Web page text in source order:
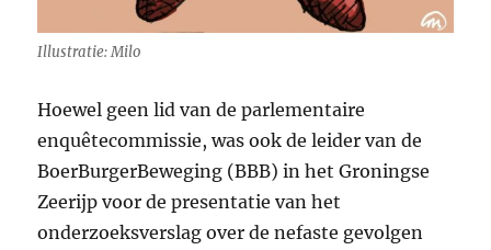
Illustratie: Milo
Hoewel geen lid van de parlementaire
enquêtecommissie, was ook de leider van de
BoerBurgerBeweging (BBB) in het Groningse
Zeerijp voor de presentatie van het
onderzoeksverslag over de nefaste gevolgen